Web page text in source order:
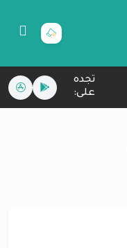
تجده
على: